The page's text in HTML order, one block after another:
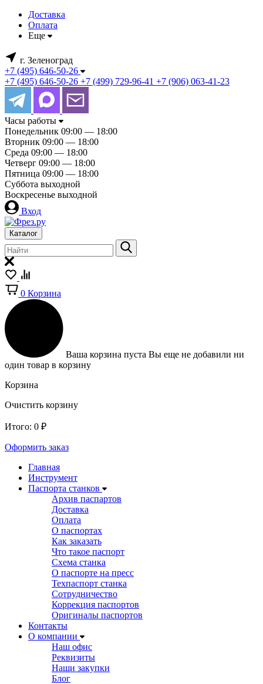
Доставка
Оплата
Еще
г. Зеленоград
+7 (495) 646-50-26
+7 (495) 646-50-26 +7 (499) 729-96-41 +7 (906) 063-41-23
Часы работы
Понедельник 09:00 — 18:00
Вторник 09:00 — 18:00
Среда 09:00 — 18:00
Четверг 09:00 — 18:00
Пятница 09:00 — 18:00
Суббота выходной
Воскресенье выходной
Вход
Каталог
0 Корзина
Ваша корзина пуста Вы еще не добавили ни
один товар в корзину
Корзина
Очистить корзину
Итого: 0 ₽
Оформить заказ
Главная
Инструмент
Паспорта станков
Архив паспартов
Доставка
Оплата
О паспортах
Как заказать
Что такое паспорт
Схема станка
О паспорте на пресс
Техпаспорт станка
Сотрудничество
Коррекция паспортов
Оригиналы паспортов
Контакты
О компании
Наш офис
Реквизиты
Наши закупки
Блог